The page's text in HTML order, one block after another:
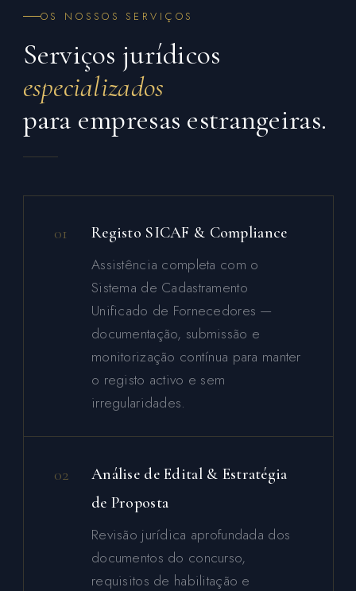
OS NOSSOS SERVIÇOS
Serviços jurídicos
especializados
para empresas estrangeiras.
01 Registo SICAF & Compliance
Assistência completa com o
Sistema de Cadastramento
Unificado de Fornecedores —
documentação, submissão e
monitorização contínua para manter
o registo activo e sem
irregularidades.
02
Análise de Edital & Estratégia
de Proposta
Revisão jurídica aprofundada dos
documentos do concurso,
requisitos de habilitação e